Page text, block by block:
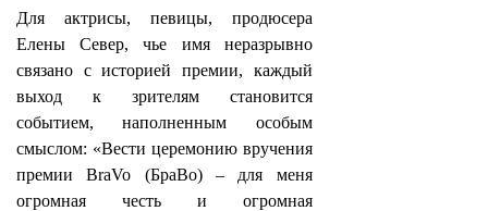
Для актрисы, певицы, продюсера
Елены Север, чье имя неразрывно
связано с историей премии, каждый
выход к зрителям становится
событием, наполненным особым
смыслом: «Вести церемонию вручения
премии BraVo (БраВо) – для меня
огромная честь и огромная